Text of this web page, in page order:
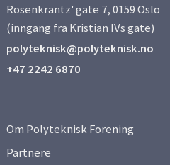
Rosenkrantz' gate 7, 0159 Oslo
(inngang fra Kristian IVs gate)
polyteknisk@polyteknisk.no
+47 2242 6870
Om Polyteknisk Forening
Partnere